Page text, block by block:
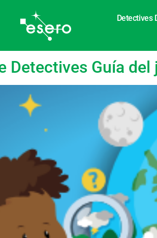
Detectives
Inglés
Detectives Guía del